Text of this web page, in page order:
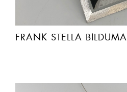
FRANK STELLA BILDUMA